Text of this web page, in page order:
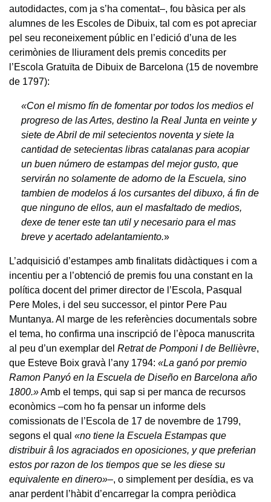
autodidactes, com ja s’ha comentat–, fou bàsica per als
alumnes de les Escoles de Dibuix, tal com es pot apreciar
pel seu reconeixement públic en l’edició d’una de les
cerimònies de lliurament dels premis concedits per
l’Escola Gratuïta de Dibuix de Barcelona (15 de novembre
de 1797):
«Con el mismo fín de fomentar por todos los medios el
progreso de las Artes, destino la Real Junta en veinte y
siete de Abril de mil setecientos noventa y siete la
cantidad de setecientas libras catalanas para acopiar
un buen número de estampas del mejor gusto, que
servirán no solamente de adorno de la Escuela, sino
tambien de modelos á los cursantes del dibuxo, á fin de
que ninguno de ellos, aun el masfaltado de medios,
dexe de tener este tan util y necesario para el mas
breve y acertado adelantamiento.»
L’adquisició d’estampes amb finalitats didàctiques i com a
incentiu per a l’obtenció de premis fou una constant en la
política docent del primer director de l’Escola, Pasqual
Pere Moles, i del seu successor, el pintor Pere Pau
Muntanya. Al marge de les referències documentals sobre
el tema, ho confirma una inscripció de l’època manuscrita
al peu d’un exemplar del Retrat de Pomponi I de Bellièvre,
que Esteve Boix gravà l’any 1794: «La ganó por premio
Ramon Panyó en la Escuela de Diseño en Barcelona año
1800.»Amb el temps, qui sap si per manca de recursos
econòmics –com ho fa pensar un informe dels
comissionats de l’Escola de 17 de novembre de 1799,
segons el qual «no tiene la Escuela Estampas que
distribuir â los agraciados en oposiciones, y que preferian
estos por razon de los tiempos que se les diese su
equivalente en dinero»–, o simplement per desídia, es va
anar perdent l’hàbit d’encarregar la compra periòdica